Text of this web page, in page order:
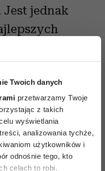
Twoich danych
przetwarzamy Twoje
z takich
wyświetlania
analizowania tychże,
użytkowników i
odnośnie tego, kto
celach to robi.
jednak
szansa ma
początkiem
jedynie
powtórzenia
osobę, która jest